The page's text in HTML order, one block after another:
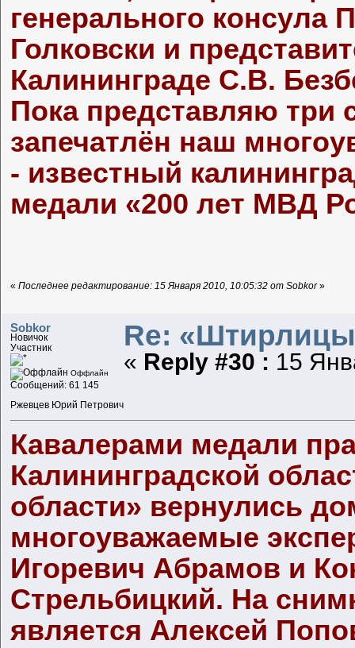
генерального
Голковски и
Калининграде С.В.
Пока представляю три
запечатлён наш
- известный
медали «200 лет МВД
« Последнее редактирование: 15 Января 2010, 10:05:32 от Sobkor»
Sobkor
Новичок
Участник
Оффлайн
Сообщений: 61 145
Ржевцев Юрий Петрович
Re:
« Reply #30 : 15
Кавалерами медали
Калининградской
области» вернулись
многоуважаемые
Игоревич Абрамов и
Стрельбицкий. На
является Алексей